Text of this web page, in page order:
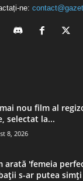
ne:
nou film al
selectat la...
8, 2026
arată 'femeia
s-ar putea